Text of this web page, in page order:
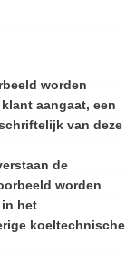
worden
aangaat, een
van deze
de
worden
het
koeltechnische